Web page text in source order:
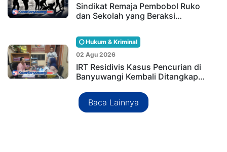
Sindikat Remaja Pembobol Ruko
dan Sekolah yang Beraksi…
Hukum & Kriminal
02 Agu 2026
IRT Residivis Kasus Pencurian di
Banyuwangi Kembali Ditangkap…
Baca Lainnya